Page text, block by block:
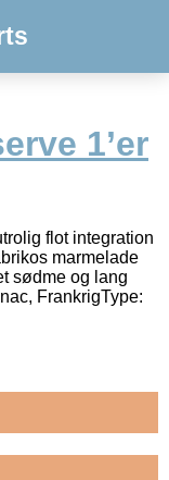
1’er
flot integration
marmelade
sødme og lang
FrankrigType: